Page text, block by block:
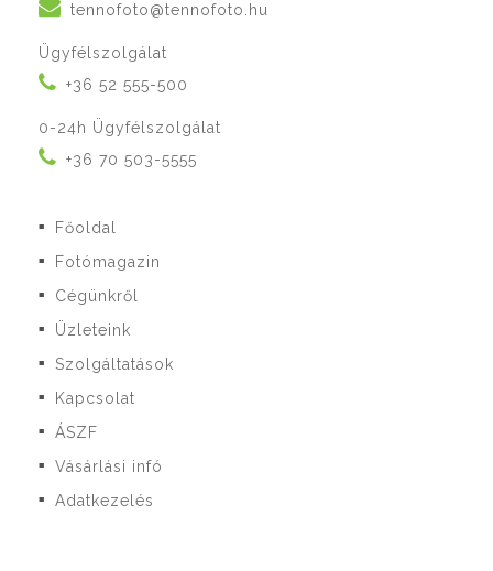
tennofoto@tennofoto.hu
Ügyfélszolgálat
+36 52 555-500
0-24h Ügyfélszolgálat
+36 70 503-5555
■ Főoldal
■ Fotómagazin
■ Cégünkről
■ Üzleteink
■ Szolgáltatások
■ Kapcsolat
■ ÁSZF
■ Vásárlási infó
■ Adatkezelés